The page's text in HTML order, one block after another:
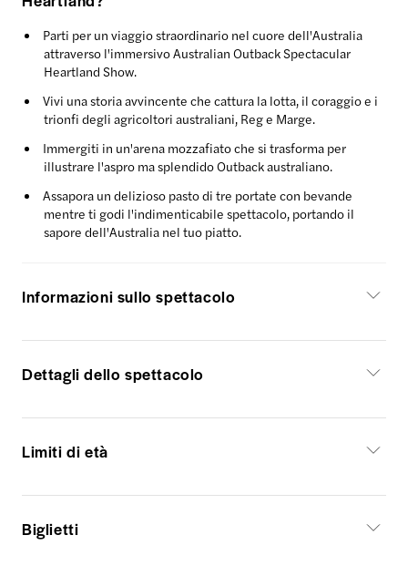
Parti per un viaggio straordinario nel cuore dell'Australia
attraverso l'immersivo Australian Outback Spectacular
Heartland Show.
Vivi una storia avvincente che cattura la lotta, il coraggio e i
trionfi degli agricoltori australiani, Reg e Marge.
Immergiti in un'arena mozzafiato che si trasforma per
illustrare l'aspro ma splendido Outback australiano.
Assapora un delizioso pasto di tre portate con bevande
mentre ti godi l'indimenticabile spettacolo, portando il
sapore dell'Australia nel tuo piatto.
Informazioni sullo spettacolo
Dettagli dello spettacolo
Limiti di età
Biglietti